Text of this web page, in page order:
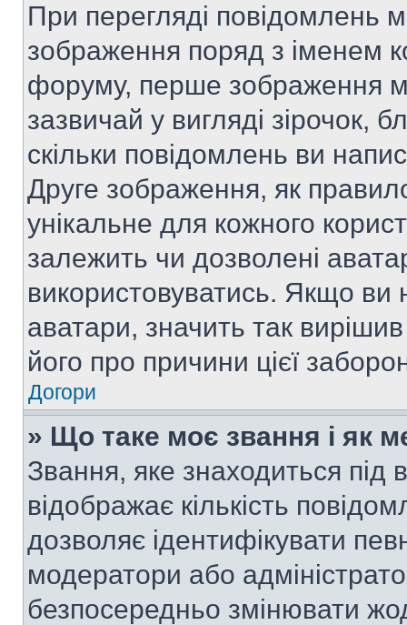
При перегляді повідомлень
зображення поряд з іменем
форуму, перше зображення
зазвичай у вигляді зірочок,
скільки повідомлень ви
Друге зображення, як
унікальне для кожного
залежить чи дозволені
використовуватись. Якщо ви
аватари, значить так
його про причини цієї
Догори
» Що таке моє звання і як
Звання, яке знаходиться
відображає кількість
дозволяє ідентифікувати
модератори або
безпосередньо змінювати